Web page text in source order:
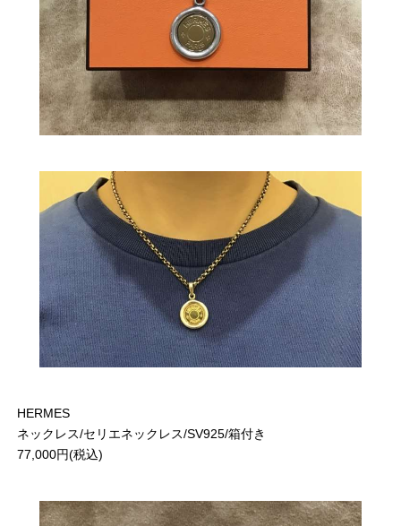
HERMES
ネックレス/セリエネックレス/SV925/箱付き
77,000円(税込)